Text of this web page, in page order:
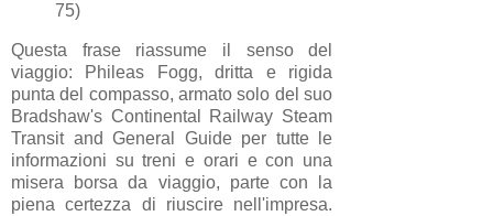
75)
Questa frase riassume il senso del
viaggio: Phileas Fogg, dritta e rigida
punta del compasso, armato solo del suo
Bradshaw's Continental Railway Steam
Transit and General Guide per tutte le
informazioni su treni e orari e con una
misera borsa da viaggio, parte con la
piena certezza di riuscire nell'impresa.